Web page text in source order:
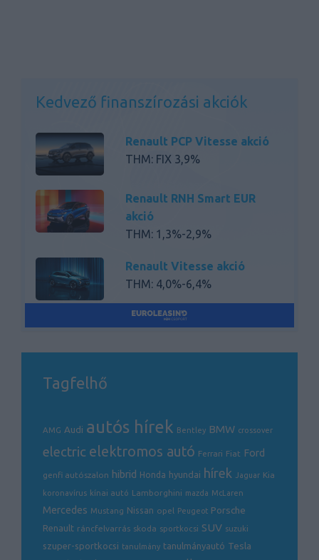
Kedvező finanszírozási akciók
Renault PCP Vitesse akció
THM: FIX 3,9%
Renault RNH Smart EUR
akció
THM: 1,3%-2,9%
Renault Vitesse akció
THM: 4,0%-6,4%
Renault RNH Basic akció
Tagfelhő
AMG Audi autós hírek Bentley BMW crossover
electric elektromos autó Ferrari Fiat Ford
genfi autószalon hibrid Honda hyundai hírek Jaguar Kia
koronavírus kínai autó Lamborghini mazda McLaren
Mercedes Mustang Nissan opel Peugeot Porsche
Renault ráncfelvarrás skoda sportkocsi SUV suzuki
szuper-sportkocsi tanulmány tanulmányautó Tesla